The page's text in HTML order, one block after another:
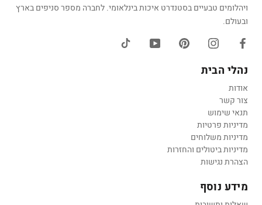
ויהלומים טבעיים בסטנדרט איכות בינלאומי. לחברה מספר סניפים בארץ
ובעולם.
נהלי הבית
אודות
צור קשר
תנאי שימוש
מדיניות פרטיות
מדיניות משלוחים
מדיניות ביטולים והחזרות
הצהרת נגישות
מידע נוסף